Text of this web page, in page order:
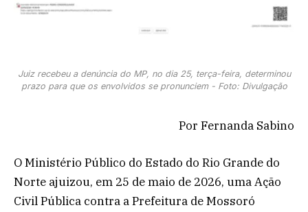
Juiz recebeu a denúncia do MP, no dia 25, terça-feira, determinou
prazo para que os envolvidos se pronunciem - Foto: Divulgação
Por Fernanda Sabino
O Ministério Público do Estado do Rio Grande do
Norte ajuizou, em 25 de maio de 2026, uma Ação
Civil Pública contra a Prefeitura de Mossoró